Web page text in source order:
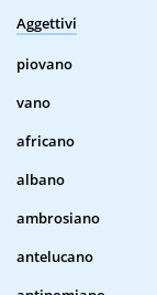
Aggettivi
piovano
vano
africano
albano
ambrosiano
antelucano